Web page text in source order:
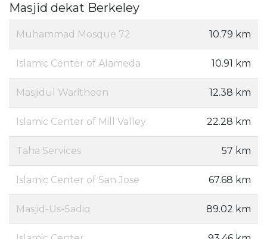
Masjid dekat Berkeley
Muhammad Mosque 72 10.79 km
Islamic Center of Alameda 10.91 km
Masjidul Waritheen 12.38 km
Islamic Center of Mill Valley 22.28 km
Taha Services 57 km
Islamic Center of San Jose 67.68 km
Masjid-Us-Sadiq 89.02 km